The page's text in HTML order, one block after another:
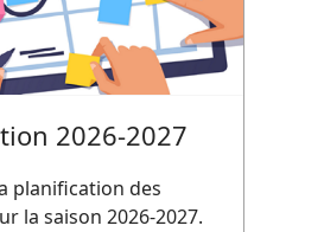
2026-2027
planification des
la saison 2026-2027.